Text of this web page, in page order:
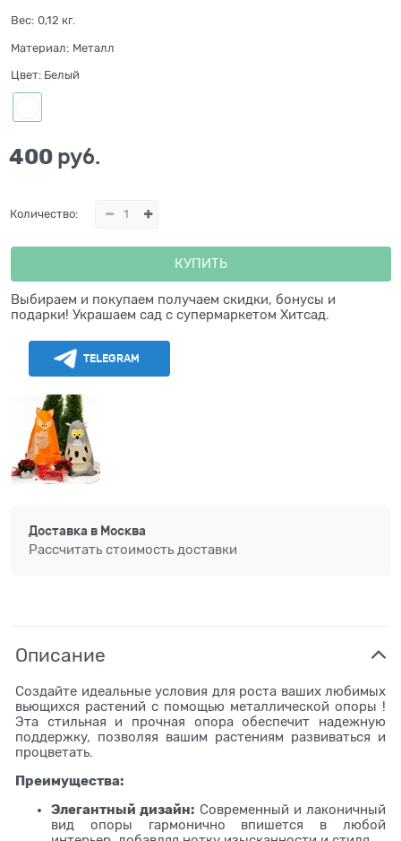
Вес: 0,12 кг.
Материал: Металл
Цвет: Белый
400 руб.
Количество:
КУПИТЬ
Выбираем и покупаем получаем скидки, бонусы и
подарки! Украшаем сад с супермаркетом Хитсад.
TELEGRAM
Доставка в Москва
Рассчитать стоимость доставки
Описание
Создайте идеальные условия для роста ваших любимых
вьющихся растений с помощью металлической опоры !
Эта стильная и прочная опора обеспечит надежную
поддержку, позволяя вашим растениям развиваться и
процветать.
Преимущества:
Элегантный дизайн: Современный и лаконичный
вид опоры гармонично впишется в любой